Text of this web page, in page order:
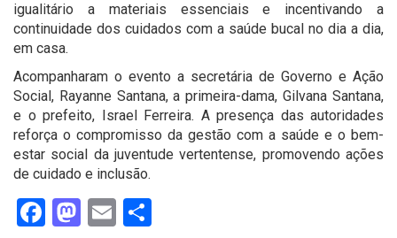
igualitário a materiais essenciais e incentivando a
continuidade dos cuidados com a saúde bucal no dia a dia,
em casa.
Acompanharam o evento a secretária de Governo e Ação
Social, Rayanne Santana, a primeira-dama, Gilvana Santana,
e o prefeito, Israel Ferreira. A presença das autoridades
reforça o compromisso da gestão com a saúde e o bem-
estar social da juventude vertentense, promovendo ações
de cuidado e inclusão.
Facebook
Mastodon
Email